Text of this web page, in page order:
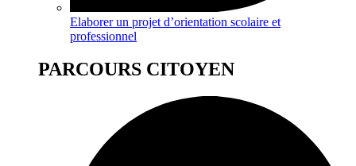
Elaborer un projet d’orientation scolaire et
professionnel
PARCOURS CITOYEN